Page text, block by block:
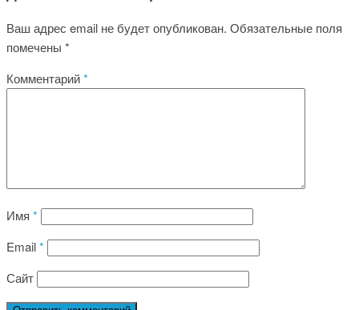
Ваш адрес email не будет опубликован. Обязательные поля
помечены *
Комментарий*
Имя *
Email*
Сайт